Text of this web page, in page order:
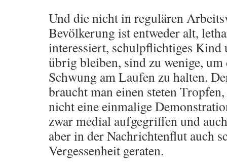
Und die nicht in regulären
Bevölkerung ist entweder alt,
interessiert, schulpflichtiges Kind
übrig bleiben, sind zu wenige,
Schwung am Laufen zu halten.
braucht man einen steten
nicht eine einmalige
zwar medial aufgegriffen und
aber in der Nachrichtenflut auch
Vergessenheit geraten.